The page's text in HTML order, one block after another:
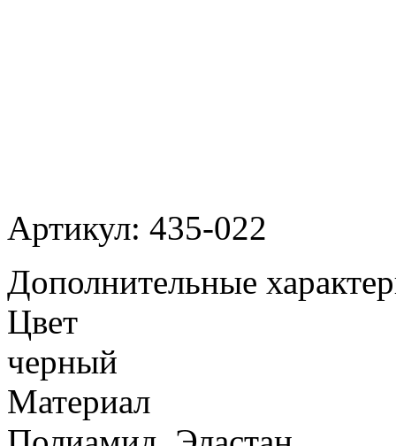
Артикул: 435-022
Дополнительные
Цвет
черный
Материал